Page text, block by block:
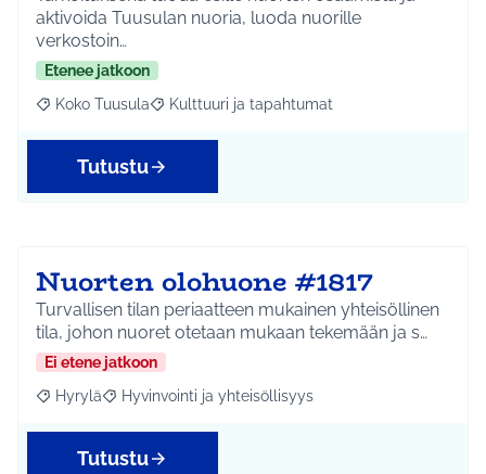
aktivoida Tuusulan nuoria, luoda nuorille
verkostoin…
Etenee jatkoon
Rajaa tulokset aihepiirin mukaan: Koko Tuusula
Koko Tuusula Rajaa tulokset teeman mukaan: Kulttuuri ja
Kulttuuri ja tapahtumat
Tutustu
Nuorten olohuone #1817
Turvallisen tilan periaatteen mukainen yhteisöllinen
tila, johon nuoret otetaan mukaan tekemään ja s…
Ei etene jatkoon
Rajaa tulokset aihepiirin mukaan: Hyrylä
Hyrylä Rajaa tulokset teeman mukaan: Hyvinvointi ja
Hyvinvointi ja yhteisöllisyys
Tutustu